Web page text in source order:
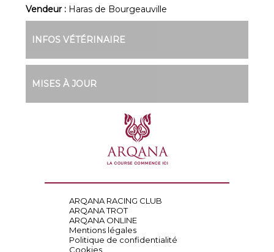
Vendeur : Haras de Bourgeauville
INFOS VÉTÉRINAIRE
MISES À JOUR
ARQANA RACING CLUB
ARQANA TROT
ARQANA ONLINE
Mentions légales
Politique de confidentialité
Cookies